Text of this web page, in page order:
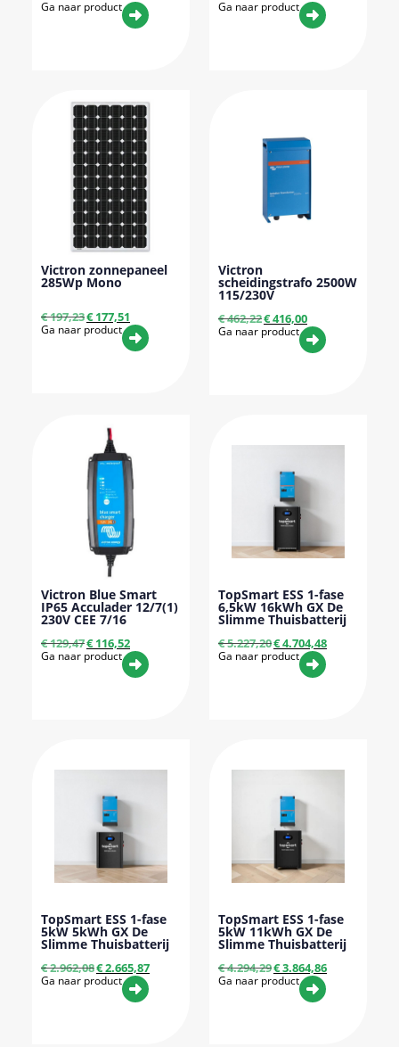
Ga naar product Ga naar product
Victron zonnepaneel
285Wp Mono
€197,23€177,51
Ga naar product
Victron
scheidingstrafo 2500W
115/230V
€462,22€416,00
Ga naar product
Victron Blue Smart
IP65 Acculader 12/7(1)
230V CEE 7/16
€129,47€116,52
Ga naar product
TopSmart ESS 1-fase
6,5kW 16kWh GX De
Slimme Thuisbatterij
€5.227,20€4.704,48
Ga naar product
TopSmart ESS 1-fase
5kW 5kWh GX De
Slimme Thuisbatterij
€2.962,08€2.665,87
Ga naar product
TopSmart ESS 1-fase
5kW 11kWh GX De
Slimme Thuisbatterij
€4.294,29€3.864,86
Ga naar product